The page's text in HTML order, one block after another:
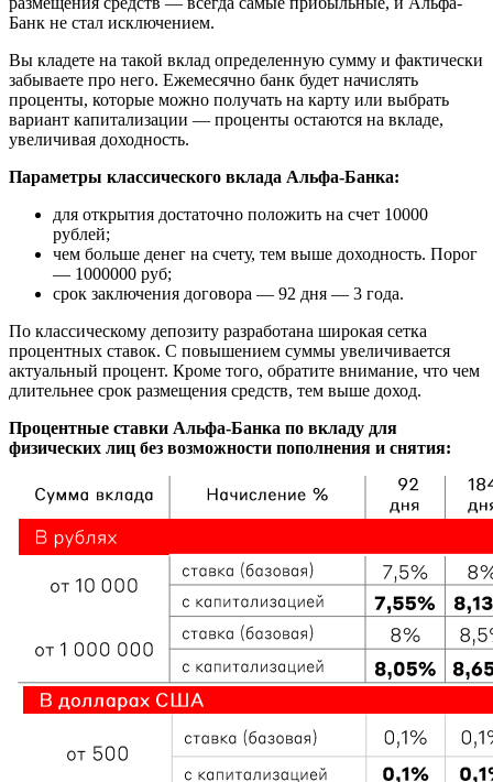
Банк не стал исключением.
Вы кладете на такой вклад определенную сумму и фактически
забываете про него. Ежемесячно банк будет начислять
проценты, которые можно получать на карту или выбрать
вариант капитализации — проценты остаются на вкладе,
увеличивая доходность.
Параметры классического вклада Альфа-Банка:
для открытия достаточно положить на счет 10000
рублей;
чем больше денег на счету, тем выше доходность. Порог
— 1000000 руб;
срок заключения договора — 92 дня — 3 года.
По классическому депозиту разработана широкая сетка
процентных ставок. С повышением суммы увеличивается
актуальный процент. Кроме того, обратите внимание, что чем
длительнее срок размещения средств, тем выше доход.
Процентные ставки Альфа-Банка по вкладу для
физических лиц без возможности пополнения и снятия: